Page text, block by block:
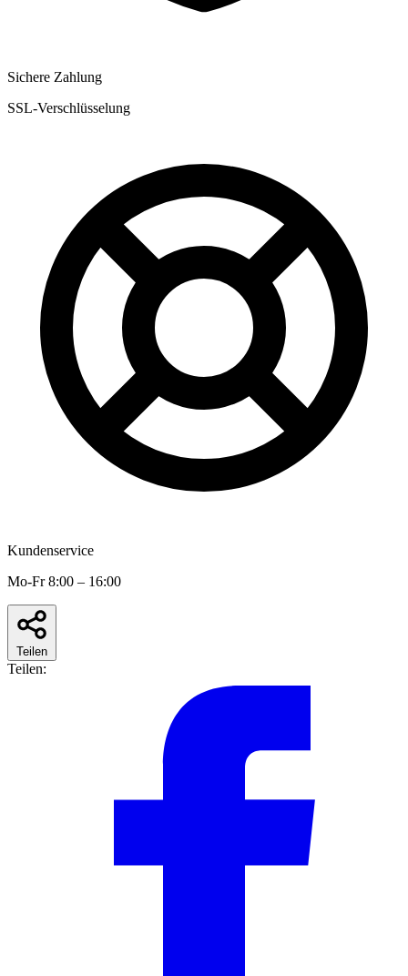
Sichere Zahlung
SSL-Verschlüsselung
Kundenservice
Mo-Fr 8:00 – 16:00
Teilen
Teilen: